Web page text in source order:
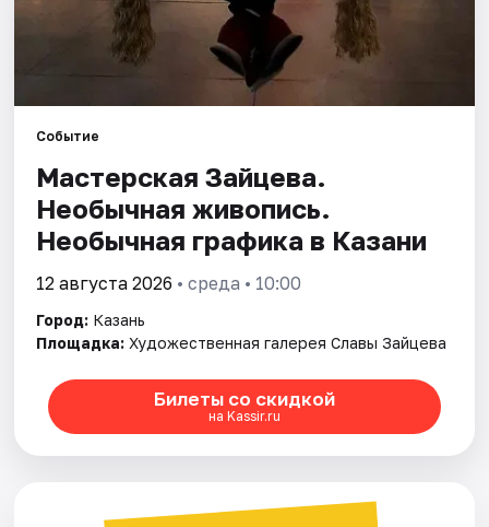
Событие
Мастерская Зайцева.
Необычная живопись.
Необычная графика в Казани
12 августа 2026 • среда • 10:00
Город: Казань
Площадка: Художественная галерея Славы Зайцева
Билеты со скидкой
на Kassir.ru